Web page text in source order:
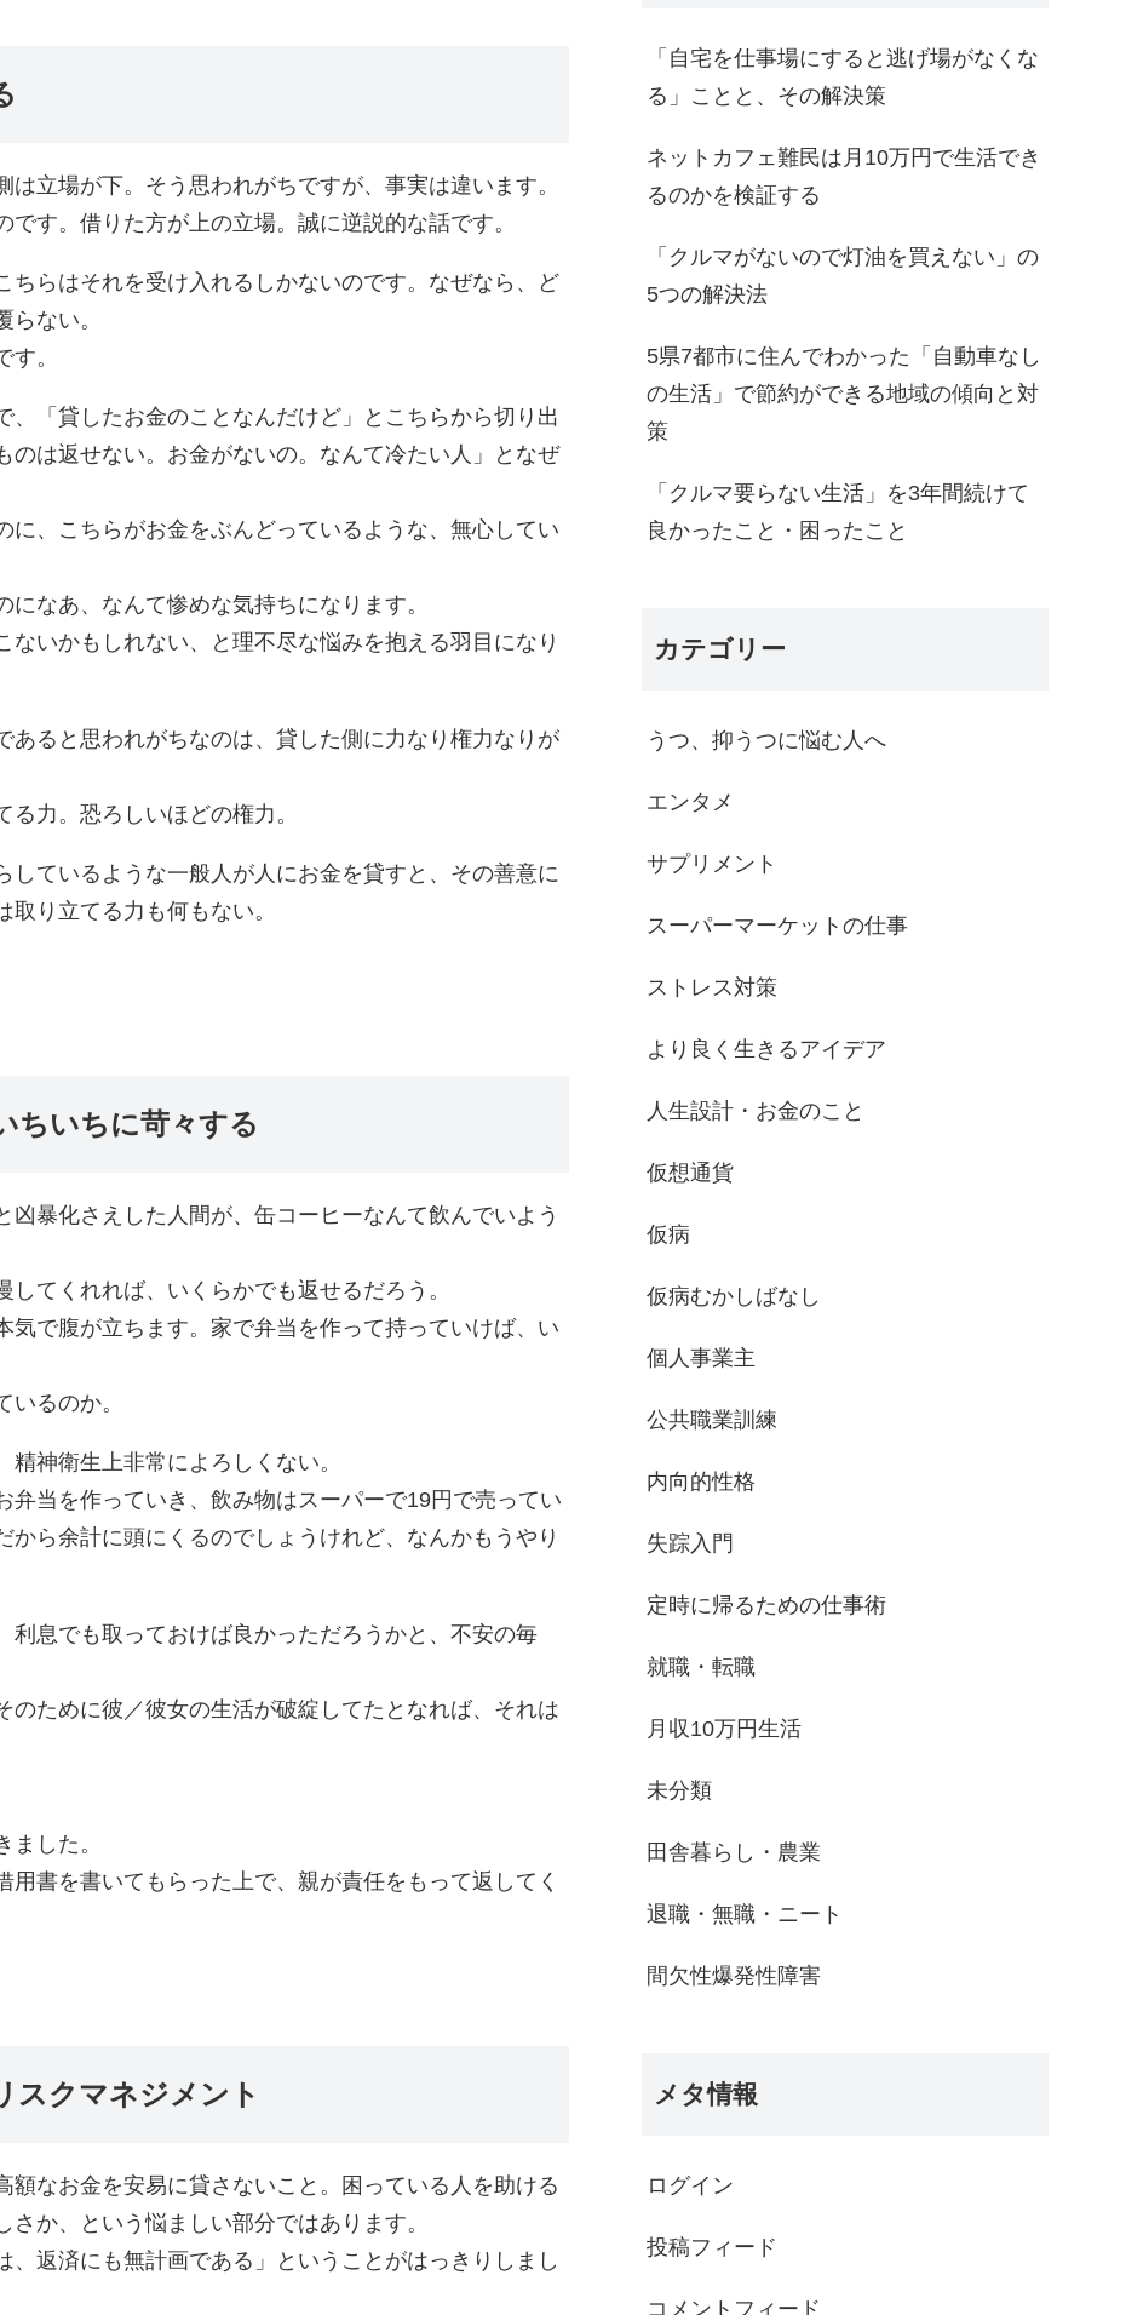
立場が下。そう思われがちですが、事実は違います。
す。借りた方が上の立場。誠に逆説的な話です。
らはそれを受け入れるしかないのです。なぜなら、ど
ない。
。
「貸したお金のことなんだけど」とこちらから切り出
のは返せない。お金がないの。なんて冷たい人」となぜ
、こちらがお金をぶんどっているような、無心してい
なあ、なんて惨めな気持ちになります。
いかもしれない、と理不尽な悩みを抱える羽目になり
ると思われがちなのは、貸した側に力なり権力なりが
力。恐ろしいほどの権力。
ているような一般人が人にお金を貸すと、その善意に
り立てる力も何もない。
ちいちに苛々する
暴化さえした人間が、缶コーヒーなんて飲んでいよう
てくれれば、いくらかでも返せるだろう。
で腹が立ちます。家で弁当を作って持っていけば、い
るのか。
神衛生上非常によろしくない。
当を作っていき、飲み物はスーパーで19円で売ってい
ら余計に頭にくるのでしょうけれど、なんかもうやり
息でも取っておけば良かっただろうかと、不安の毎
ために彼／彼女の生活が破綻してたとなれば、それは
した。
書を書いてもらった上で、親が責任をもって返してく
クマネジメント
なお金を安易に貸さないこと。困っている人を助ける
か、という悩ましい部分ではあります。
返済にも無計画である」ということがはっきりしまし
「自宅を仕事場にすると逃げ場がなくな
る」ことと、その解決策
ネットカフェ難民は月10万円で生活でき
るのかを検証する
「クルマがないので灯油を買えない」の
5つの解決法
5県7都市に住んでわかった「自動車なし
の生活」で節約ができる地域の傾向と対
策
「クルマ要らない生活」を3年間続けて
良かったこと・困ったこと
カテゴリー
うつ、抑うつに悩む人へ
エンタメ
サプリメント
スーパーマーケットの仕事
ストレス対策
より良く生きるアイデア
人生設計・お金のこと
仮想通貨
仮病
仮病むかしばなし
個人事業主
公共職業訓練
内向的性格
失踪入門
定時に帰るための仕事術
就職・転職
月収10万円生活
未分類
田舎暮らし・農業
退職・無職・ニート
間欠性爆発性障害
メタ情報
ログイン
投稿フィード
コメントフィード